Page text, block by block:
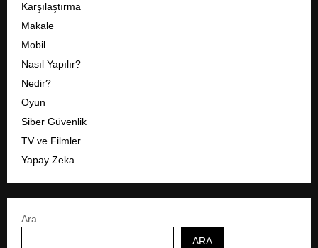
Karşılaştırma
Makale
Mobil
Nasıl Yapılır?
Nedir?
Oyun
Siber Güvenlik
TV ve Filmler
Yapay Zeka
Ara
ARA